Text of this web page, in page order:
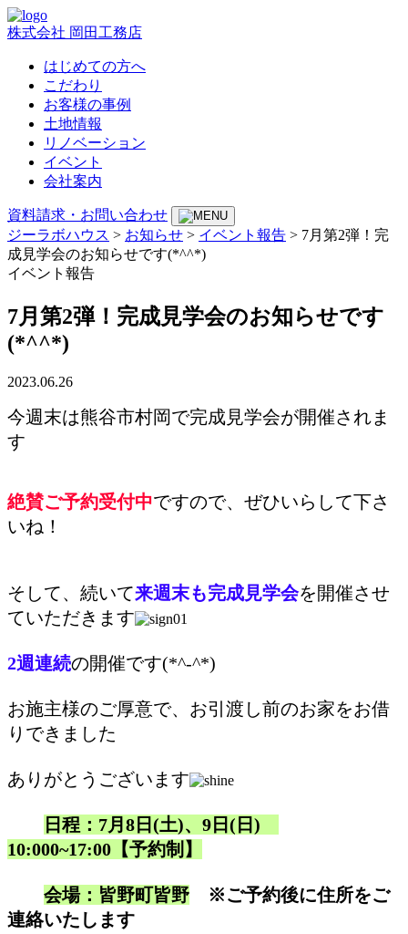
株式会社 岡田工務店
はじめての方へ
こだわり
お客様の事例
土地情報
リノベーション
イベント
会社案内
資料請求・お問い合わせ
ジーラボハウス > お知らせ > イベント報告 > 7月第2弾！完
成見学会のお知らせです(*^^*)
イベント報告
7月第2弾！完成見学会のお知らせです
(*^^*)
2023.06.26
今週末は熊谷市村岡で完成見学会が開催されま
す
絶賛ご予約受付中ですので、ぜひいらして下さ
いね！
そして、続いて来週末も完成見学会を開催させ
ていただきます
2週連続の開催です(*^-^*)
お施主様のご厚意で、お引渡し前のお家をお借
りできました
ありがとうございます
日程：7月8日(土)、9日(日)
10:000~17:00【予約制】
会場：皆野町皆野 ※ご予約後に住所をご
連絡いたします